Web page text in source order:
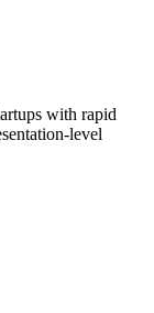
with rapid
level